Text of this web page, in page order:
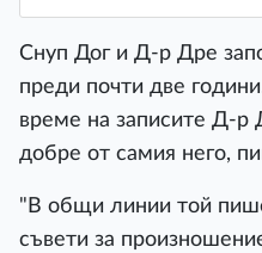
Снуп Дог и Д-р Дре
преди почти две
време на записите Д-р
добре от самия него,
"В общи линии той
съвети за